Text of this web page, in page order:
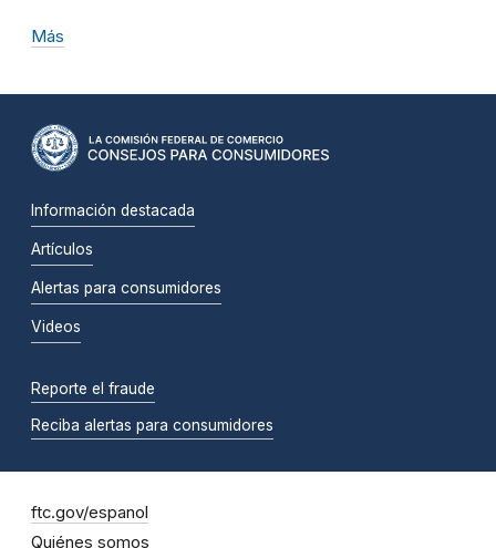
Más
Información destacada
Artículos
Alertas para consumidores
Videos
Reporte el fraude
Reciba alertas para consumidores
ftc.gov/espanol
Quiénes somos